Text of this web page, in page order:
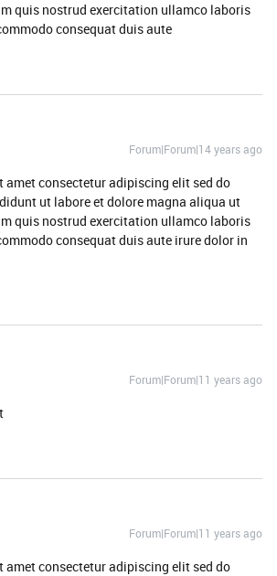
quis nostrud exercitation ullamco laboris
consequat duis aute
Forum|Forum|14 years ago
amet consectetur adipiscing elit sed do
ut labore et dolore magna aliqua ut
quis nostrud exercitation ullamco laboris
consequat duis aute irure dolor in
Forum|Forum|11 years ago
Forum|Forum|11 years ago
amet consectetur adipiscing elit sed do